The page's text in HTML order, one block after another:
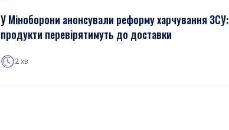
У Міноборони анонсували реформу харчування ЗСУ:
продукти перевірятимуть до доставки
2 хв